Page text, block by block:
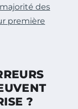
des
première
?